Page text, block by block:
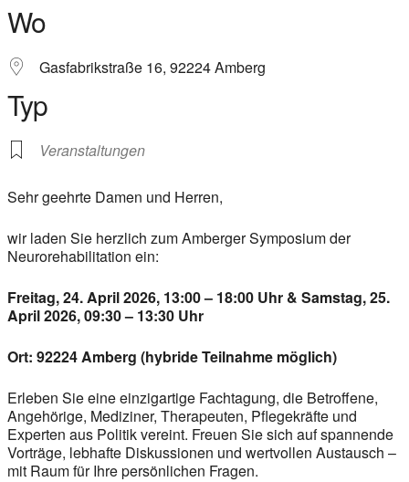
Wo
Gasfabrikstraße 16, 92224 Amberg
Typ
Veranstaltungen
Sehr geehrte Damen und Herren,
wir laden Sie herzlich zum Amberger Symposium der
Neurorehabilitation ein:
Freitag, 24. April 2026, 13:00 – 18:00 Uhr & Samstag, 25.
April 2026, 09:30 – 13:30 Uhr
Ort: 92224 Amberg (hybride Teilnahme möglich)
Erleben Sie eine einzigartige Fachtagung, die Betroffene,
Angehörige, Mediziner, Therapeuten, Pflegekräfte und
Experten aus Politik vereint. Freuen Sie sich auf spannende
Vorträge, lebhafte Diskussionen und wertvollen Austausch –
mit Raum für Ihre persönlichen Fragen.